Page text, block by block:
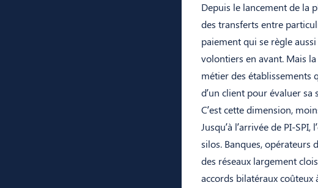
Depuis le lancement de la
des transferts entre
paiement qui se règle
volontiers en avant. Mais
métier des établissements
d’un client pour évaluer sa
C’est cette dimension,
Jusqu’à l’arrivée de PI-
silos. Banques,
des réseaux largement
accords bilatéraux coûteux